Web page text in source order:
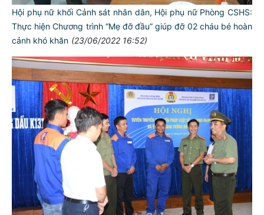
Hội phụ nữ khối Cảnh sát nhân dân, Hội phụ nữ Phòng CSHS:
Thực hiện Chương trình “Mẹ đỡ đầu” giúp đỡ 02 cháu bé hoàn
cảnh khó khăn (23/06/2022 16:52)